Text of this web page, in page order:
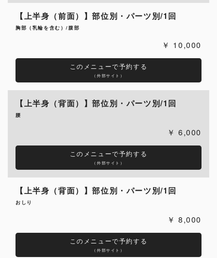
【上半身（前面）】部位別・パーツ別/1回
胸部（乳輪を含む）/腹部
10,000
このメニューで予約する
（外部サイト）
【上半身（背面）】部位別・パーツ別/1回
腰
6,000
このメニューで予約する
（外部サイト）
【上半身（背面）】部位別・パーツ別/1回
おしり
8,000
このメニューで予約する
（外部サイト）